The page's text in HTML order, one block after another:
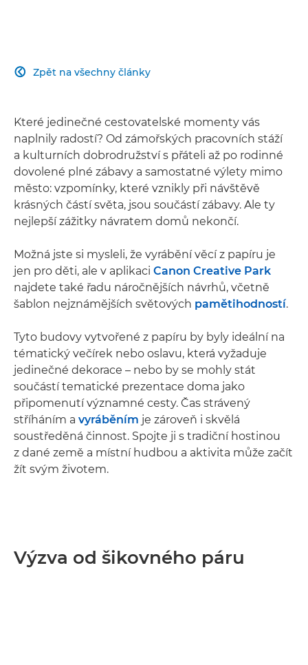
Zpět na všechny články

Které jedinečné cestovatelské momenty vás
naplnily radostí? Od zámořských pracovních stáží
a kulturních dobrodružství s přáteli až po rodinné
dovolené plné zábavy a samostatné výlety mimo
město: vzpomínky, které vznikly při návštěvě
krásných částí světa, jsou součástí zábavy. Ale ty
nejlepší zážitky návratem domů nekončí.
Možná jste si mysleli, že vyrábění věcí z papíru je
jen pro děti, ale v aplikaci Canon Creative Park
najdete také řadu náročnějších návrhů, včetně
šablon nejznámějších světových pamětihodností.
Tyto budovy vytvořené z papíru by byly ideální na
tématický večírek nebo oslavu, která vyžaduje
jedinečné dekorace – nebo by se mohly stát
součástí tematické prezentace doma jako
připomenutí významné cesty. Čas strávený
stříháním a vyráběním je zároveň i skvělá
soustředěná činnost. Spojte ji s tradiční hostinou
z dané země a místní hudbou a aktivita může začít
žít svým životem.
Výzva od šikovného páru